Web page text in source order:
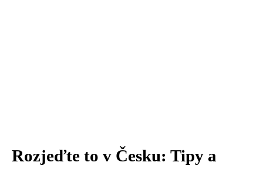
Rozjeďte to v Česku: Tipy a